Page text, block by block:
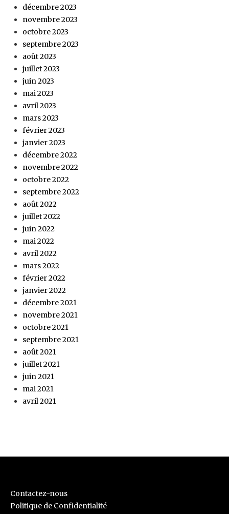
décembre 2023
novembre 2023
octobre 2023
septembre 2023
août 2023
juillet 2023
juin 2023
mai 2023
avril 2023
mars 2023
février 2023
janvier 2023
décembre 2022
novembre 2022
octobre 2022
septembre 2022
août 2022
juillet 2022
juin 2022
mai 2022
avril 2022
mars 2022
février 2022
janvier 2022
décembre 2021
novembre 2021
octobre 2021
septembre 2021
août 2021
juillet 2021
juin 2021
mai 2021
avril 2021
Contactez-nous
Politique de Confidentialité